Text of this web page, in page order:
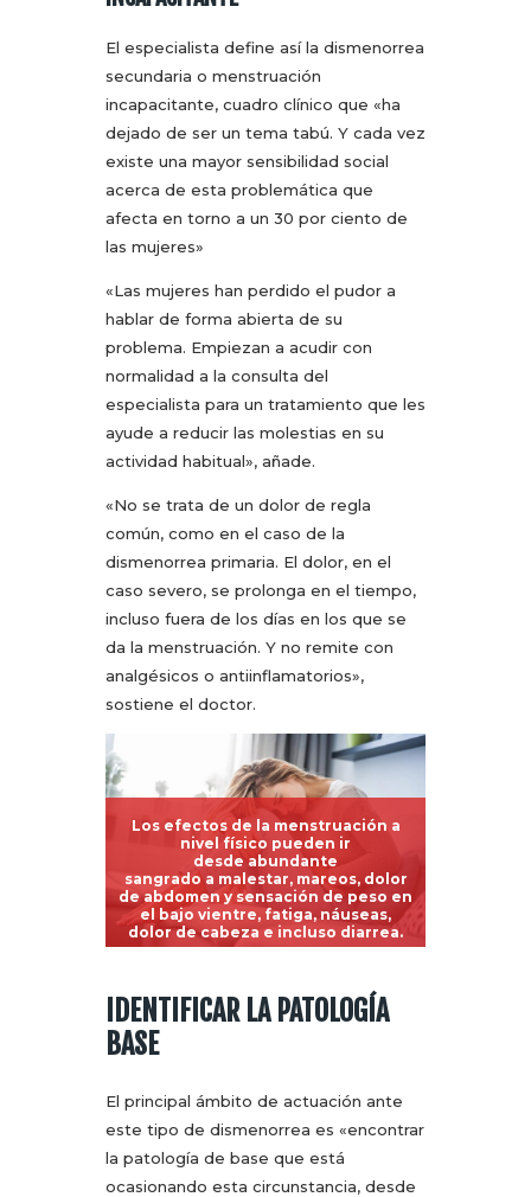
El especialista define así la dismenorrea
secundaria o menstruación
incapacitante, cuadro clínico que «ha
dejado de ser un tema tabú. Y cada vez
existe una mayor sensibilidad social
acerca de esta problemática que
afecta en torno a un 30 por ciento de
las mujeres»
«Las mujeres han perdido el pudor a
hablar de forma abierta de su
problema. Empiezan a acudir con
normalidad a la consulta del
especialista para un tratamiento que les
ayude a reducir las molestias en su
actividad habitual», añade.
«No se trata de un dolor de regla
común, como en el caso de la
dismenorrea primaria. El dolor, en el
caso severo, se prolonga en el tiempo,
incluso fuera de los días en los que se
da la menstruación. Y no remite con
analgésicos o antiinflamatorios»,
sostiene el doctor.
Los efectos de la menstruación a
nivel físico pueden ir
desde abundante
sangrado a malestar, mareos, dolor
de abdomen y sensación de peso en
el bajo vientre, fatiga, náuseas,
dolor de cabeza e incluso diarrea.
IDENTIFICAR LA PATOLOGÍA
BASE
El principal ámbito de actuación ante
este tipo de dismenorrea es «encontrar
la patología de base que está
ocasionando esta circunstancia, desde